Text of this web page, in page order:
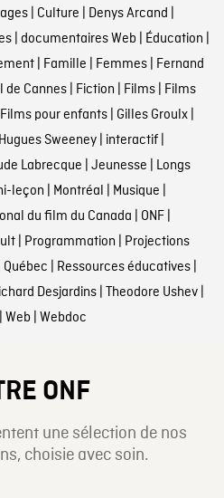
| Culture | Denys Arcand |
| documentaires Web | Éducation |
| Famille | Femmes| Fernand
de Cannes| Fiction | Films| Films
Films pour enfants| Gilles Groulx|
Hugues Sweeney| interactif|
Labrecque | Jeunesse | Longs
leçon | Montréal | Musique |
du film du Canada | ONF|
| Programmation | Projections
Québec | Ressources éducatives|
Desjardins| Theodore Ushev|
| Web | Webdoc
ONF
une sélection de nos
choisie avec soin.